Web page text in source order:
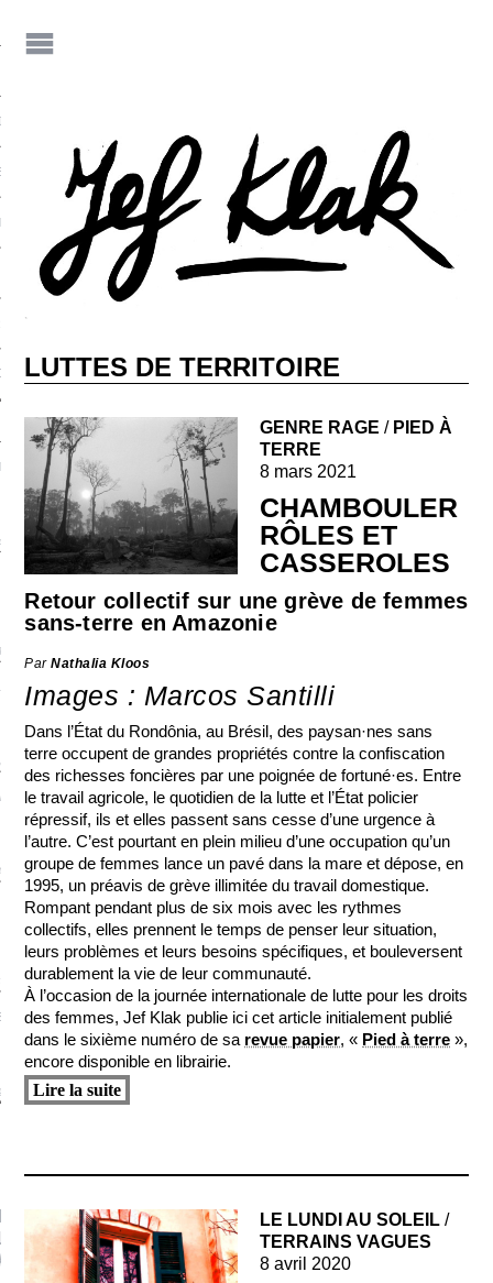
KLAK ?
S DE JEF
JEF KLAK !
LA REVUE
DE BASE
et politique
CONTINU
et prisons
LGBTQI
AU SOLEIL
luttes sociales
VAGUES
politique et critique de la technologie
À LA
:
LUTTES DE TERRITOIRE
GENRE RAGE / PIED À
TERRE
8 mars 2021
CHAMBOULER
RÔLES ET
CASSEROLES
Retour collectif sur une grève de femmes
sans-terre en Amazonie
ParNathalia Kloos
Images : Marcos Santilli
Dans l’État du Rondônia, au Brésil, des paysan·nes sans
terre occupent de grandes propriétés contre la confiscation
des richesses foncières par une poignée de fortuné·es. Entre
le travail agricole, le quotidien de la lutte et l’État policier
répressif, ils et elles passent sans cesse d’une urgence à
l’autre. C’est pourtant en plein milieu d’une occupation qu’un
groupe de femmes lance un pavé dans la mare et dépose, en
1995, un préavis de grève illimitée du travail domestique.
Rompant pendant plus de six mois avec les rythmes
collectifs, elles prennent le temps de penser leur situation,
leurs problèmes et leurs besoins spécifiques, et bouleversent
durablement la vie de leur communauté.
À l’occasion de la journée internationale de lutte pour les droits
des femmes, Jef Klak publie ici cet article initialement publié
dans le sixième numéro de sa revue papier, « Pied à terre »,
encore disponible en librairie.
Lire la suite
LE LUNDI AU SOLEIL /
TERRAINS VAGUES
8 avril 2020